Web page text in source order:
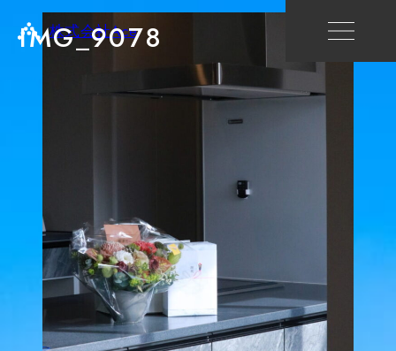
株式会社Ace
IMG_9078